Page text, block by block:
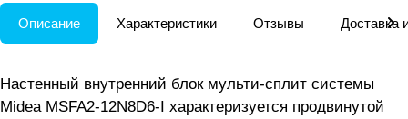
Описание Характеристики Отзывы Доставка
Настенный внутренний блок мульти-сплит системы
Midea MSFA2-12N8D6-I характеризуется продвинутой